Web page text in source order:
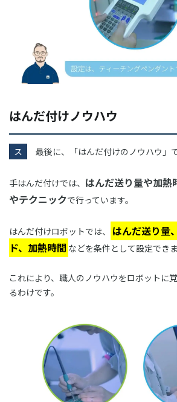
はんだ付けノウハウ
ス 最後に、「はんだ付けのノウハウ」で
手はんだ付けでは、 はんだ送り量や加熱
やテクニックで行っています。
はんだ付けロボットでは、
はんだ送り量
ド、加熱時間 などを条件として設定できま
これにより、職人のノウハウをロボットに
るわけです。